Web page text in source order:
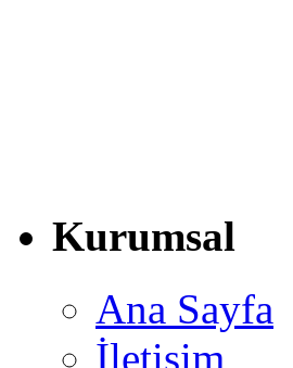
Kurumsal
Ana Sayfa
İletişim